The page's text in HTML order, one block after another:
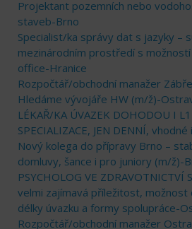
Projektant pozemních nebo
staveb-Brno
Specialist/ka správy dat s jazyky –
mezinárodním prostředí s
office-Hranice
Rozpočtář/obchodní manažer
Hledáme vývojáře HW (m/ž)-
LÉKAŘ/KA ÚVAZEK DOHODOU I
SPECIALIZACE, JEN DENNÍ,
Nový kolega do přípravy Brno –
domluvy, šance i pro juniory (m/ž)-
PSYCHOLOG VE ZDRAVOTNICTVÍ
velmi zajímavá příležitost, možnost
délky úvazku a formy spolupráce-
Rozpočtář/obchodní manažer